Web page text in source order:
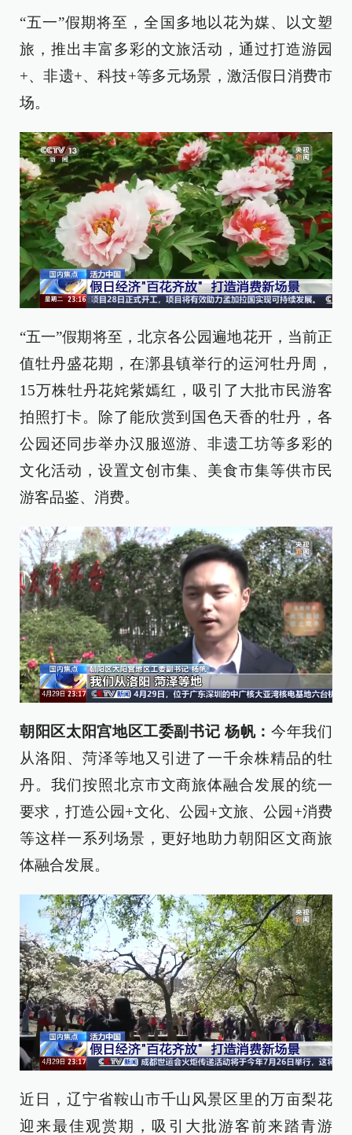
“五一”假期将至，全国多地以花为媒、以文塑
旅，推出丰富多彩的文旅活动，通过打造游园
+、非遗+、科技+等多元场景，激活假日消费市
场。
“五一”假期将至，北京各公园遍地花开，当前正
值牡丹盛花期，在漷县镇举行的运河牡丹周，
15万株牡丹花姹紫嫣红，吸引了大批市民游客
拍照打卡。除了能欣赏到国色天香的牡丹，各
公园还同步举办汉服巡游、非遗工坊等多彩的
文化活动，设置文创市集、美食市集等供市民
游客品鉴、消费。
朝阳区太阳宫地区工委副书记 杨帆：今年我们
从洛阳、菏泽等地又引进了一千余株精品的牡
丹。我们按照北京市文商旅体融合发展的统一
要求，打造公园+文化、公园+文旅、公园+消费
等这样一系列场景，更好地助力朝阳区文商旅
体融合发展。
近日，辽宁省鞍山市千山风景区里的万亩梨花
迎来最佳观赏期，吸引大批游客前来踏青游